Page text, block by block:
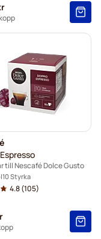
till Nescafé Dolce Gusto
10 Styrka
4.8(105)